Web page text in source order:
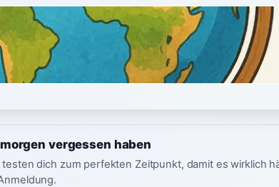
vergessen haben
dich zum perfekten Zeitpunkt, damit es wirklich